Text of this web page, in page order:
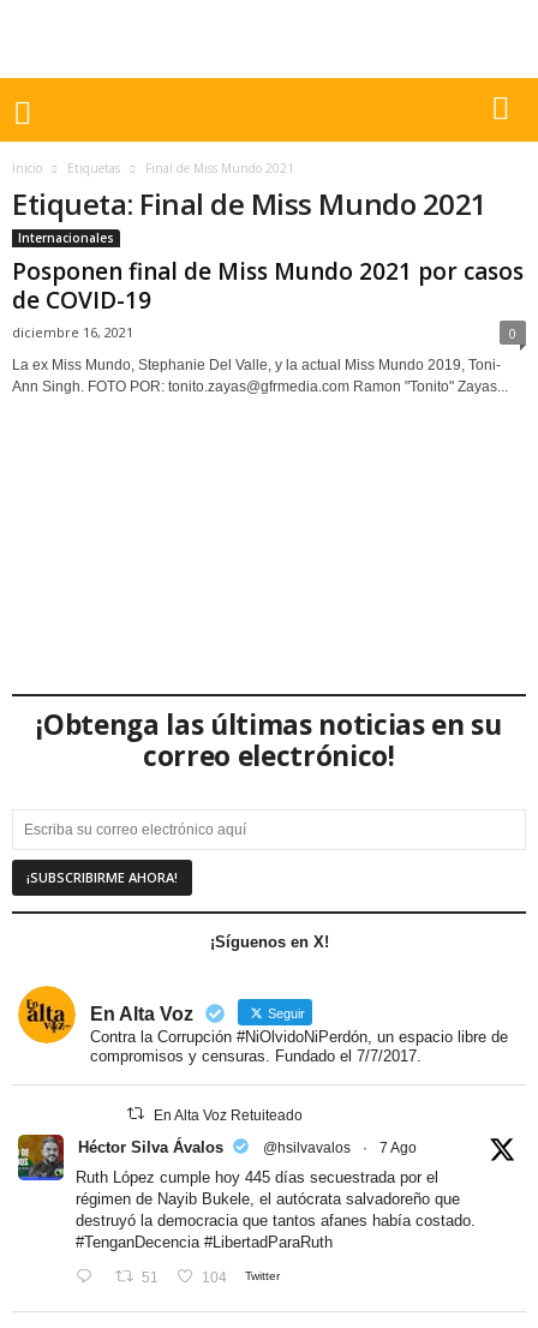
Inicio Etiquetas Final de Miss Mundo 2021
Etiqueta: Final de Miss Mundo 2021
Internacionales
Posponen final de Miss Mundo 2021 por casos
de COVID-19
diciembre 16, 2021 0
La ex Miss Mundo, Stephanie Del Valle, y la actual Miss Mundo 2019, Toni-
Ann Singh. FOTO POR: tonito.zayas@gfrmedia.com Ramon "Tonito" Zayas...
¡Obtenga las últimas noticias en su
correo electrónico!
¡Síguenos en X!
En Alta Voz Seguir
Contra la Corrupción #NiOlvidoNiPerdón, un espacio libre de
compromisos y censuras. Fundado el 7/7/2017.
En Alta Voz Retuiteado
Héctor Silva Ávalos @hsilvavalos · 7 Ago
Ruth López cumple hoy 445 días secuestrada por el
régimen de Nayib Bukele, el autócrata salvadoreño que
destruyó la democracia que tantos afanes había costado.
#TenganDecencia #LibertadParaRuth
51 104 Twitter